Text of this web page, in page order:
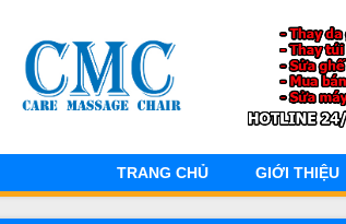
TRANG CHỦ GIỚI THIỆU